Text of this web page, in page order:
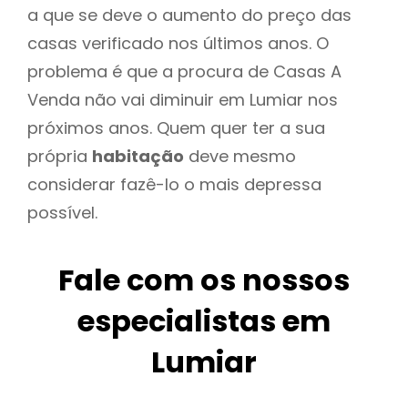
a que se deve o aumento do preço das
casas verificado nos últimos anos. O
problema é que a procura de Casas A
Venda não vai diminuir em Lumiar nos
próximos anos. Quem quer ter a sua
própria habitação deve mesmo
considerar fazê-lo o mais depressa
possível.
Fale com os nossos
especialistas em
Lumiar